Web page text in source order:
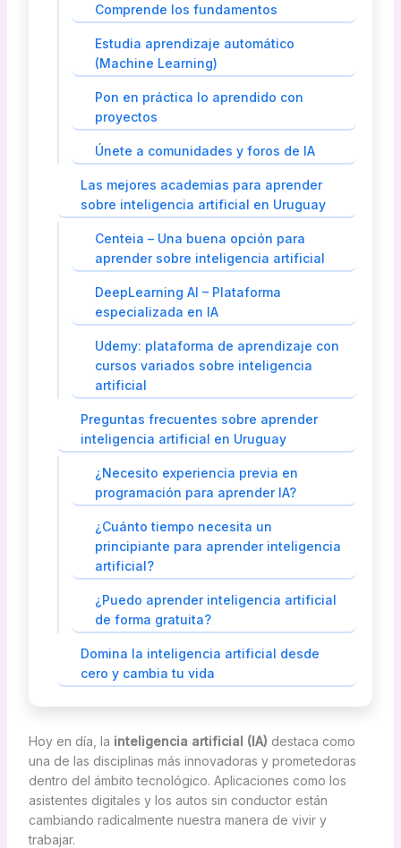
Comprende los fundamentos
Estudia aprendizaje automático
(Machine Learning)
Pon en práctica lo aprendido con
proyectos
Únete a comunidades y foros de IA
Las mejores academias para aprender
sobre inteligencia artificial en Uruguay
Centeia – Una buena opción para
aprender sobre inteligencia artificial
DeepLearning AI – Plataforma
especializada en IA
Udemy: plataforma de aprendizaje con
cursos variados sobre inteligencia
artificial
Preguntas frecuentes sobre aprender
inteligencia artificial en Uruguay
¿Necesito experiencia previa en
programación para aprender IA?
¿Cuánto tiempo necesita un
principiante para aprender inteligencia
artificial?
¿Puedo aprender inteligencia artificial
de forma gratuita?
Domina la inteligencia artificial desde
cero y cambia tu vida
Hoy en día, la inteligencia artificial (IA) destaca como
una de las disciplinas más innovadoras y prometedoras
dentro del ámbito tecnológico. Aplicaciones como los
asistentes digitales y los autos sin conductor están
cambiando radicalmente nuestra manera de vivir y
trabajar.